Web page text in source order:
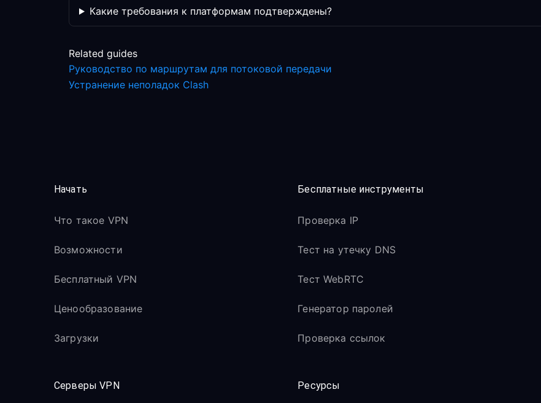
Какие требования к платформам подтверждены?
Related guides
Руководство по маршрутам для потоковой передачи
Устранение неполадок Clash
Начать
Что такое VPN
Возможности
Бесплатный VPN
Ценообразование
Загрузки
Бесплатные инструменты
Проверка IP
Тест на утечку DNS
Тест WebRTC
Генератор паролей
Проверка ссылок
Серверы VPN Ресурсы